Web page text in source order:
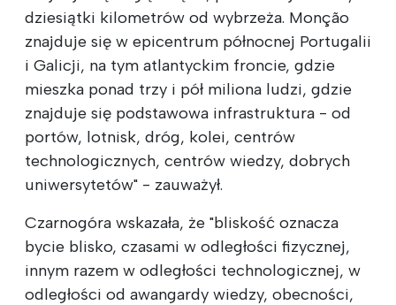
dziesiątki kilometrów od wybrzeża. Monção
znajduje się w epicentrum północnej Portugalii
i Galicji, na tym atlantyckim froncie, gdzie
mieszka ponad trzy i pół miliona ludzi, gdzie
znajduje się podstawowa infrastruktura - od
portów, lotnisk, dróg, kolei, centrów
technologicznych, centrów wiedzy, dobrych
uniwersytetów" - zauważył.
Czarnogóra wskazała, że "bliskość oznacza
bycie blisko, czasami w odległości fizycznej,
innym razem w odległości technologicznej, w
odległości od awangardy wiedzy, obecności,